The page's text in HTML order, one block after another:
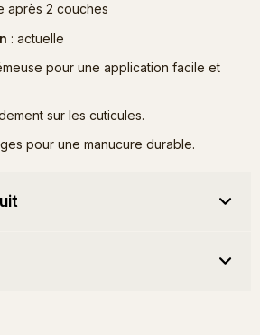
après 2 couches
: actuelle
pour une application facile et
sur les cuticules.
pour une manucure durable.